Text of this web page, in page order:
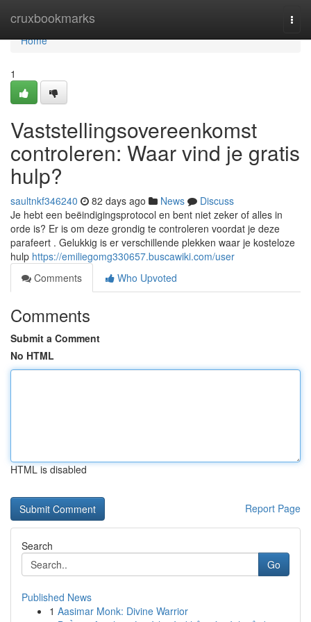
cruxbookmarks
Home
Home
1
Vaststellingsovereenkomst
controleren: Waar vind je gratis
hulp?
saultnkf346240 82 days ago News
Discuss
Je hebt een beëindigingsprotocol en bent niet zeker of alles in
orde is? Er is om deze grondig te controleren voordat je deze
parafeert . Gelukkig is er verschillende plekken waar je kosteloze
hulp https://emiliegomg330657.buscawiki.com/user
Comments
Who Upvoted
Comments
Submit a Comment
No HTML
HTML is disabled
Report Page
Search
Go
Published News
1 Aasimar Monk: Divine Warrior